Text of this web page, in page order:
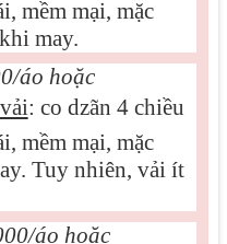
mềm mại, mặc
may.
áo hoặc
: co dzãn 4 chiều
mềm mại, mặc
Tuy nhiên, vải ít
áo hoặc